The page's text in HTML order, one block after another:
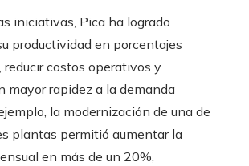
iniciativas, Pica ha logrado
productividad en porcentajes
costos operativos y
mayor rapidez a la demanda
la modernización de una de
plantas permitió aumentar la
en más de un 20%,